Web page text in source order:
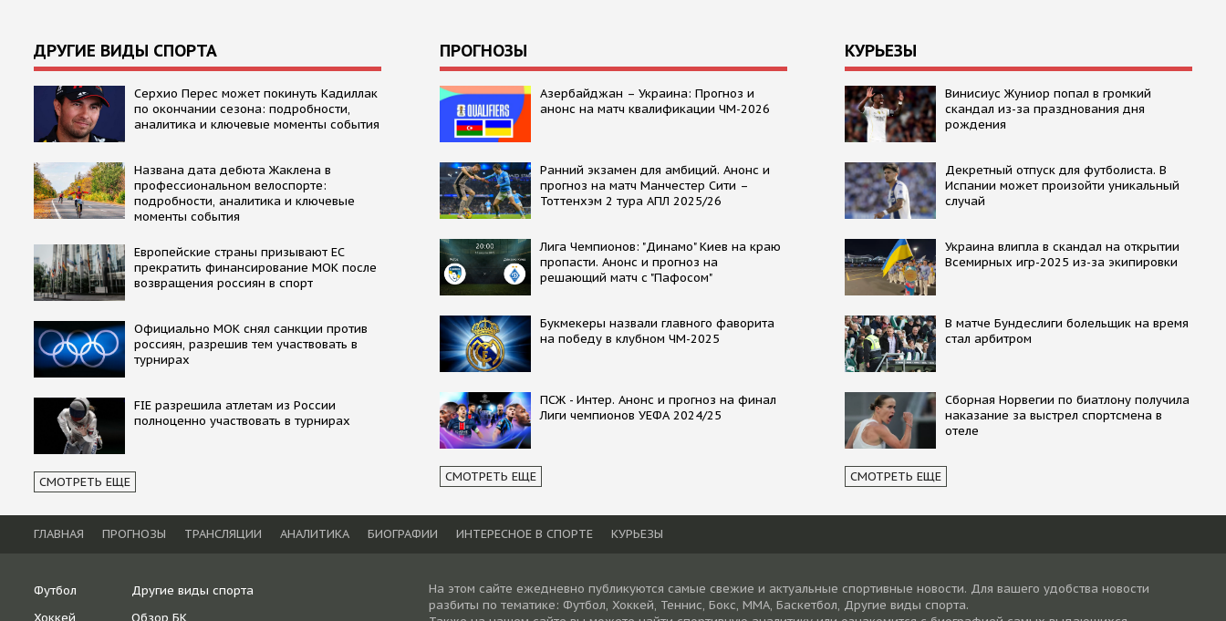
ДРУГИЕ ВИДЫ СПОРТА
Серхио Перес может покинуть Кадиллак
по окончании сезона: подробности,
аналитика и ключевые моменты события
Названа дата дебюта Жаклена в
профессиональном велоспорте:
подробности, аналитика и ключевые
моменты события
Европейские страны призывают ЕС
прекратить финансирование МОК после
возвращения россиян в спорт
Официально МОК снял санкции против
россиян, разрешив тем участвовать в
турнирах
FIE разрешила атлетам из России
полноценно участвовать в турнирах
СМОТРЕТЬ ЕЩЕ
ПРОГНОЗЫ
Азербайджан – Украина: Прогноз и
анонс на матч квалификации ЧМ-2026
Ранний экзамен для амбиций. Анонс и
прогноз на матч Манчестер Сити –
Тоттенхэм 2 тура АПЛ 2025/26
Лига Чемпионов: "Динамо" Киев на краю
пропасти. Анонс и прогноз на
решающий матч с "Пафосом"
Букмекеры назвали главного фаворита
на победу в клубном ЧМ-2025
ПСЖ - Интер. Анонс и прогноз на финал
Лиги чемпионов УЕФА 2024/25
СМОТРЕТЬ ЕЩЕ
КУРЬЕЗЫ
Винисиус Жуниор попал в громкий
скандал из-за празднования дня
рождения
Декретный отпуск для футболиста. В
Испании может произойти уникальный
случай
Украина влипла в скандал на открытии
Всемирных игр-2025 из-за экипировки
В матче Бундеслиги болельщик на время
стал арбитром
Сборная Норвегии по биатлону получила
наказание за выстрел спортсмена в
отеле
СМОТРЕТЬ ЕЩЕ
ГЛАВНАЯ ПРОГНОЗЫ ТРАНСЛЯЦИИ АНАЛИТИКА БИОГРАФИИ ИНТЕРЕСНОЕ В СПОРТЕ КУРЬЕЗЫ
Футбол
Хоккей
Другие виды спорта
Обзор БК
На этом сайте ежедневно публикуются самые свежие и актуальные спортивные новости. Для вашего удобства новости
разбиты по тематике: Футбол, Хоккей, Теннис, Бокс, ММА, Баскетбол, Другие виды спорта.